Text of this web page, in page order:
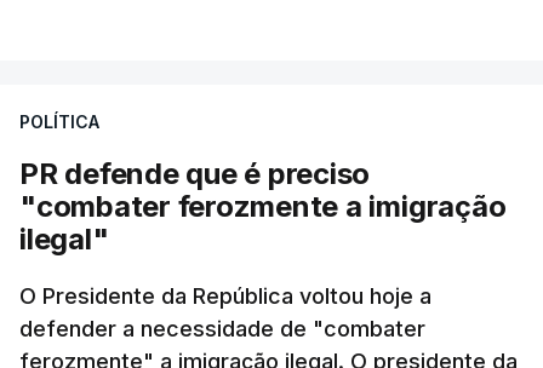
desencadeando uma ação de prevenção
articulação com a Marinha, a Autoridade Marítima
Nacional e a Força Aérea.
apreendida mais cocaína até ao momento de que
em todo o ano de 2025.
POLÍTICA
PR defende que é preciso
"combater ferozmente a imigração
ilegal"
O Presidente da República voltou hoje a
defender a necessidade de "combater
ferozmente" a imigração ilegal. O presidente da